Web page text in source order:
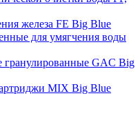
железа FE Big Blue
для умягчения воды
гранулированные GAC Big
MIX Big Blue